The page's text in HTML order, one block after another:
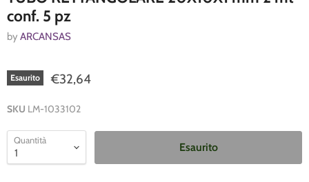
conf. 5 pz
by ARCANSAS
Esaurito €32,64
SKU LM-1033102
Quantità
Esaurito